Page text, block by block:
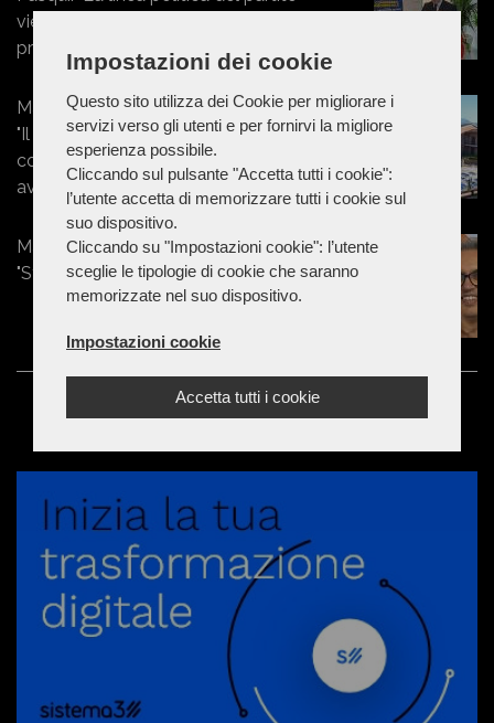
Impostazioni dei cookie
Questo sito utilizza dei Cookie per migliorare i
servizi verso gli utenti e per fornirvi la migliore
esperienza possibile.
Cliccando sul pulsante "Accetta tutti i cookie":
l’utente accetta di memorizzare tutti i cookie sul
suo dispositivo.
Cliccando su "Impostazioni cookie": l’utente
sceglie le tipologie di cookie che saranno
memorizzate nel suo dispositivo.
Impostazioni cookie
Accetta tutti i cookie
viene dettata solo dalla segreteria
provinciale"
Marche - Terme di Sarnano, Pasqui:
"Il sindaco Fantegrossi ha avuto il
coraggio che nessuno aveva mai
avuto prima"
Marche - Tolentino, Civico22:
"Stanchi delle baruffe fra ex alleati"